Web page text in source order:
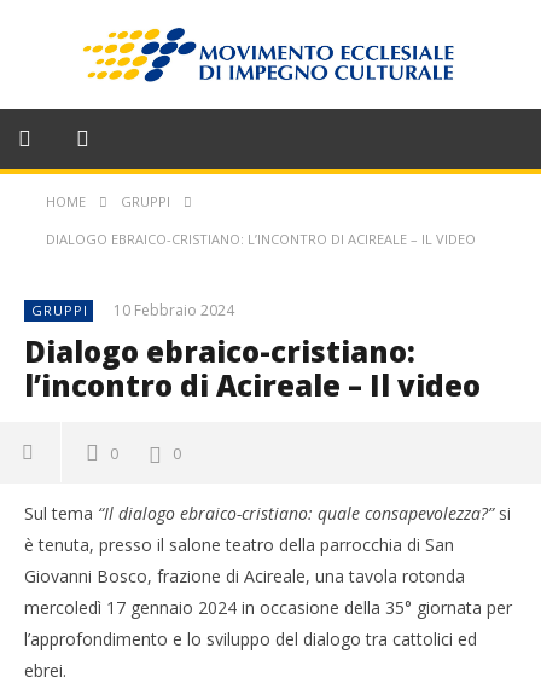
HOME GRUPPI
DIALOGO EBRAICO-CRISTIANO: L’INCONTRO DI ACIREALE – IL VIDEO
GRUPPI 10 Febbraio 2024
Dialogo ebraico-cristiano:
l’incontro di Acireale – Il video
0 0
Sul tema “Il dialogo ebraico-cristiano: quale consapevolezza?”si
è tenuta, presso il salone teatro della parrocchia di San
Giovanni Bosco, frazione di Acireale, una tavola rotonda
mercoledì 17 gennaio 2024 in occasione della 35° giornata per
l’approfondimento e lo sviluppo del dialogo tra cattolici ed
ebrei.